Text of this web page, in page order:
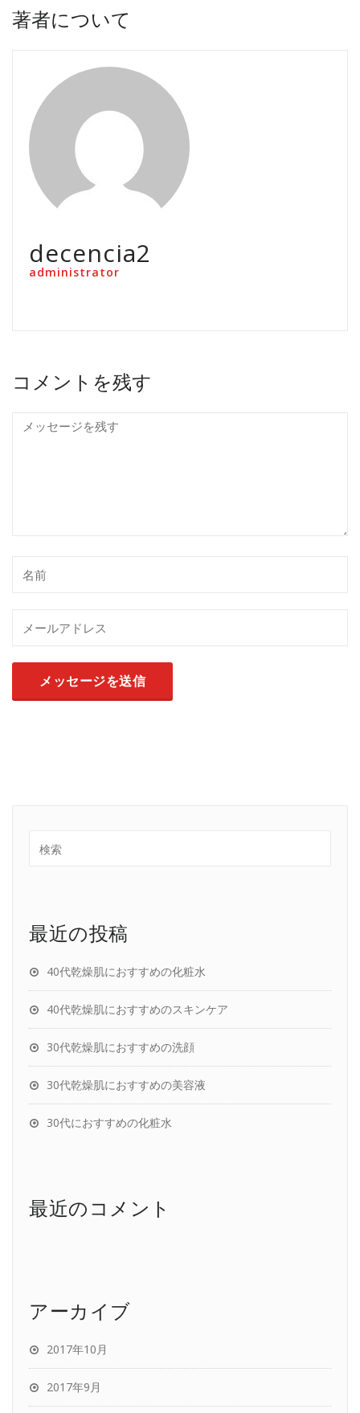
著者について
decencia2
administrator
コメントを残す
最近の投稿
40代乾燥肌におすすめの化粧水
40代乾燥肌におすすめのスキンケア
30代乾燥肌におすすめの洗顔
30代乾燥肌におすすめの美容液
30代におすすめの化粧水
最近のコメント
アーカイブ
2017年10月
2017年9月